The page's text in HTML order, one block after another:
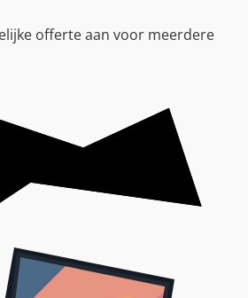
offerte aan voor meerdere